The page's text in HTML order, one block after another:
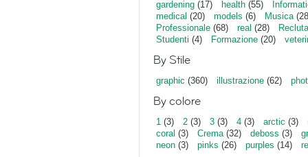
gardening (17) health (55)
medical (20) models (6) Musica
Professionale (68) real (28)
Studenti (4) Formazione (20)
By Stile
graphic (360) illustrazione (62)
By colore
1 (3) 2 (3) 3 (3) 4 (3) arctic (3)
coral (3) Crema(32) deboss (3)
neon (3) pinks (26) purples (14)